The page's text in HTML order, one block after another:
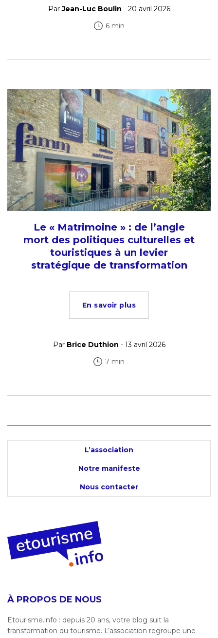
ParJean-Luc Boulin - 20 avril 2026
6 min
Le « Matrimoine » : de l’angle
mort des politiques culturelles et
touristiques à un levier
stratégique de transformation
En savoir plus
Par Brice Duthion - 13 avril 2026
7 min
L’association
Notre manifeste
Nous contacter
À PROPOS DE NOUS
Etourisme.info : depuis 20 ans, votre blog suit la
transformation du tourisme. L’association regroupe une